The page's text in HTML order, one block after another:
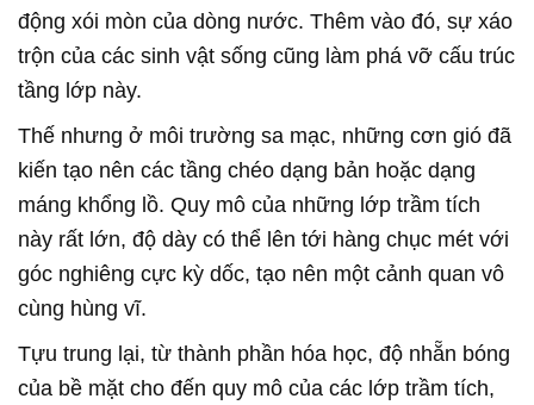
động xói mòn của dòng nước. Thêm vào đó, sự xáo
trộn của các sinh vật sống cũng làm phá vỡ cấu trúc
tầng lớp này.
Thế nhưng ở môi trường sa mạc, những cơn gió đã
kiến tạo nên các tầng chéo dạng bản hoặc dạng
máng khổng lồ. Quy mô của những lớp trầm tích
này rất lớn, độ dày có thể lên tới hàng chục mét với
góc nghiêng cực kỳ dốc, tạo nên một cảnh quan vô
cùng hùng vĩ.
Tựu trung lại, từ thành phần hóa học, độ nhẵn bóng
của bề mặt cho đến quy mô của các lớp trầm tích,